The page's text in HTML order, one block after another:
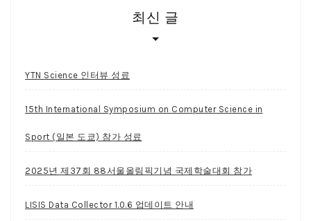
최신 글
YTN Science 인터뷰 성료
15th International Symposium on Computer Science in
Sport (일본 도쿄) 참가 성료
2025년 제37회 88서울올림픽기념 국제학술대회 참가
LISIS Data Collector 1.0.6 업데이트 안내